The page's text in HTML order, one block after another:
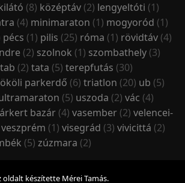
(8) középtáv (2) lengyeltóti (1)
(4) minimaraton (1) mogyoród (1)
pécs (1) pilis (25) róma (1) rövidtáv (4)
(2) szolnok (1) szombathely (3)
tab (2) tata (5) terepfutás (30)
parkerdő (6) triatlon (20) ub (5)
(5) uszoda (2) vác (4)
bazár (4) vasember (2) velencei-
veszprém (1) visegrád (3) vivicittá (2)
(5) zúzmara (2)
oldalt készítette Mérei Tamás.